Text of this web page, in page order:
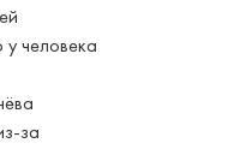
у человека
за